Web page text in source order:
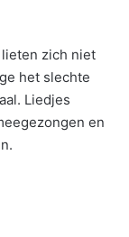
zich niet
het slechte
Liedjes
en